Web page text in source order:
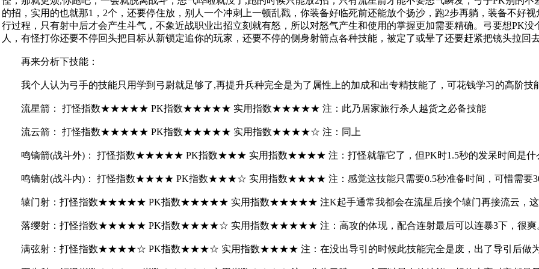
的招，实用的也就那1，2个，还要停住放，别人一个冲刺上一顿乱戳，你装备好临死前还能放个扬沙，跑2步再躺，装备不好
行过程，只有射中后才会产生斗气，不象近战职业出招立刻就有怒，所以对怒气产生和使用的掌握更加需要精确。弓要想PK
人，有怪打你还要不停回头把目标从新锁定追你的玩家，还要不停的侧身射箭点各种技能，被定了或晕了还要赶紧把镜头拉回
再来分析下技能：
我个人认为弓手的技能只用学到弓尉就足够了,再提升兵种完全是为了属性上的加成和出专精技能了，可花钱学习的高阶技
流星箭： 打怪指数★★★★★ PK指数★★★★★ 实用指数★★★★★ 注：此乃居家旅行杀人越货之必备技能
流云箭： 打怪指数★★★★★ PK指数★★★★★ 实用指数★★★★☆ 注：同上
鸣镝箭(战斗外)： 打怪指数★★★★★ PK指数★★★ 实用指数★★★★ 注：打怪就靠它了，但PK时1.5秒的发呆时间是什么
鸣镝射(战斗内)： 打怪指数★★★★ PK指数★★★☆ 实用指数★★★★ 注：感觉这技能只需要0.5秒准备时间，可惜需要30
辕门射：打怪指数★★★★★ PK指数★★★★★ 实用指数★★★★★ 注K起手通常我都会在流星后接个辕门再接流云，这样
落缨射：打怪指数★★★★★ PK指数★★★★☆ 实用指数★★★★★ 注：高攻的体现，配合连射最后可以连暴3下，很爽。
满弦射：打怪指数★★★★☆ PK指数★★★☆ 实用指数★★★★ 注：在没出导引的时候此技能完全是废，出了导引后做为